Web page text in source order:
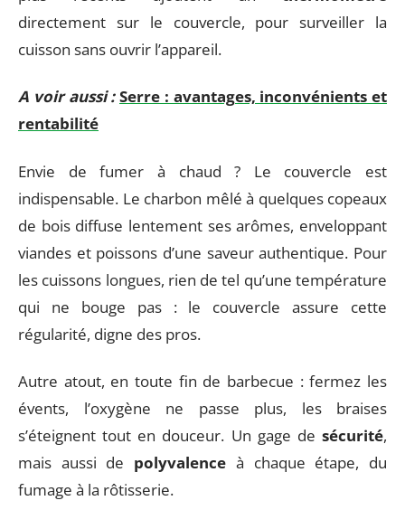
directement sur le couvercle, pour surveiller la
cuisson sans ouvrir l’appareil.
A voir aussi : Serre : avantages, inconvénients et
rentabilité
Envie de fumer à chaud ? Le couvercle est
indispensable. Le charbon mêlé à quelques copeaux
de bois diffuse lentement ses arômes, enveloppant
viandes et poissons d’une saveur authentique. Pour
les cuissons longues, rien de tel qu’une température
qui ne bouge pas : le couvercle assure cette
régularité, digne des pros.
Autre atout, en toute fin de barbecue : fermez les
évents, l’oxygène ne passe plus, les braises
s’éteignent tout en douceur. Un gage de sécurité,
mais aussi de polyvalence à chaque étape, du
fumage à la rôtisserie.